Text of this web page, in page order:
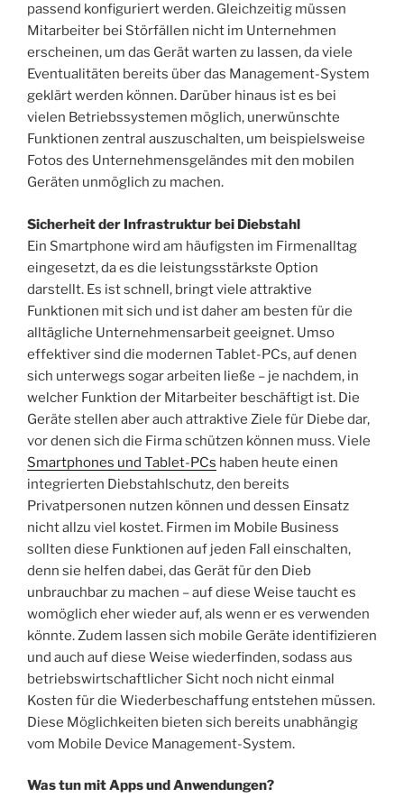
passend konfiguriert werden. Gleichzeitig müssen
Mitarbeiter bei Störfällen nicht im Unternehmen
erscheinen, um das Gerät warten zu lassen, da viele
Eventualitäten bereits über das Management-System
geklärt werden können. Darüber hinaus ist es bei
vielen Betriebssystemen möglich, unerwünschte
Funktionen zentral auszuschalten, um beispielsweise
Fotos des Unternehmensgeländes mit den mobilen
Geräten unmöglich zu machen.
Sicherheit der Infrastruktur bei Diebstahl
Ein Smartphone wird am häufigsten im Firmenalltag
eingesetzt, da es die leistungsstärkste Option
darstellt. Es ist schnell, bringt viele attraktive
Funktionen mit sich und ist daher am besten für die
alltägliche Unternehmensarbeit geeignet. Umso
effektiver sind die modernen Tablet-PCs, auf denen
sich unterwegs sogar arbeiten ließe – je nachdem, in
welcher Funktion der Mitarbeiter beschäftigt ist. Die
Geräte stellen aber auch attraktive Ziele für Diebe dar,
vor denen sich die Firma schützen können muss. Viele
Smartphones und Tablet-PCs haben heute einen
integrierten Diebstahlschutz, den bereits
Privatpersonen nutzen können und dessen Einsatz
nicht allzu viel kostet. Firmen im Mobile Business
sollten diese Funktionen auf jeden Fall einschalten,
denn sie helfen dabei, das Gerät für den Dieb
unbrauchbar zu machen – auf diese Weise taucht es
womöglich eher wieder auf, als wenn er es verwenden
könnte. Zudem lassen sich mobile Geräte identifizieren
und auch auf diese Weise wiederfinden, sodass aus
betriebswirtschaftlicher Sicht noch nicht einmal
Kosten für die Wiederbeschaffung entstehen müssen.
Diese Möglichkeiten bieten sich bereits unabhängig
vom Mobile Device Management-System.
Was tun mit Apps und Anwendungen?